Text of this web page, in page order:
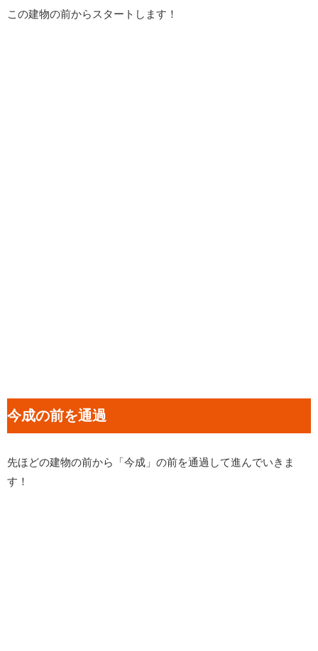
この建物の前からスタートします！
今成の前を通過
先ほどの建物の前から「今成」の前を通過して進んでいきま
す！